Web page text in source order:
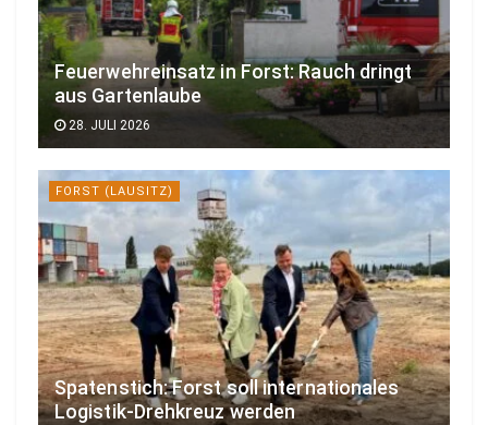
Feuerwehreinsatz in Forst: Rauch dringt
aus Gartenlaube
28. JULI 2026
FORST (LAUSITZ)
Spatenstich: Forst soll internationales
Logistik-Drehkreuz werden